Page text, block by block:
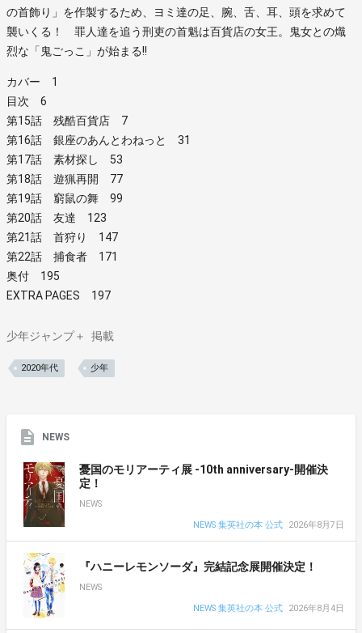
の首飾り」を作製するため、ヨミ達の足、腕、舌、耳、頭を求めて
襲いくる！ 罪人達を追う刑吏の首魁は百貨店の女王。鬼女との熾
烈な「鬼ごっこ」が始まる!!
カバー 1
目次 6
第15話 残酷百貨店 7
第16話 銀座のあんとわねっと 31
第17話 素材探し 53
第18話 遊猟再開 77
第19話 窮鼠の舞 99
第20話 友達 123
第21話 首狩り 147
第22話 捕食者 171
奥付 195
EXTRA PAGES 197
少年ジャンプ＋ 掲載
2020年代 少年
NEWS
憂国のモリアーティ展 -10th anniversary-開催決
定！
NEWS
NEWS 集英社の本 公式
2026年8月7日
『ハニーレモンソーダ』完結記念展開催決定！
NEWS
NEWS 集英社の本 公式
2026年8月4日